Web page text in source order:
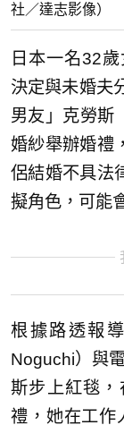
社／達志影像）
日本一名32
決定與未婚夫
男友」克勞斯
婚紗舉辦婚禮
侶結婚不具法
擬角色，可能
根據路透報
Noguchi）與
斯步上紅毯
禮，她在工作